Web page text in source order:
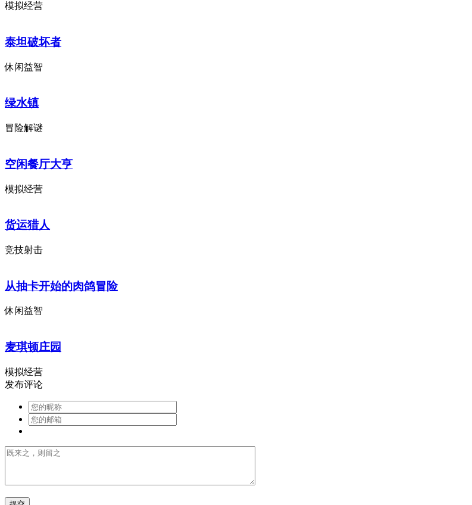
模拟经营
泰坦破坏者
休闲益智
绿水镇
冒险解谜
空闲餐厅大亨
模拟经营
货运猎人
竞技射击
从抽卡开始的肉鸽冒险
休闲益智
麦琪顿庄园
模拟经营
发布评论